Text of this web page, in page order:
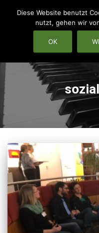
Diese Website benutzt
nutzt, gehen wir
OK